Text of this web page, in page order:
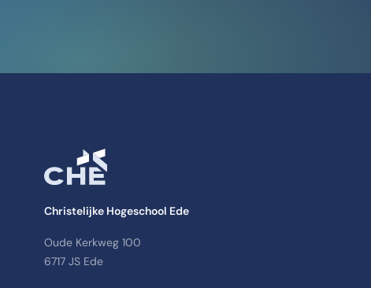
Christelijke Hogeschool Ede
Oude Kerkweg 100
6717 JS Ede